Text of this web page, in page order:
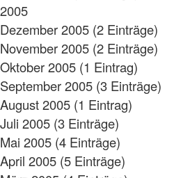
2005
Dezember 2005 (2 Einträge)
November 2005 (2 Einträge)
Oktober 2005 (1 Eintrag)
September 2005 (3 Einträge)
August 2005 (1 Eintrag)
Juli 2005 (3 Einträge)
Mai 2005 (4 Einträge)
April 2005 (5 Einträge)